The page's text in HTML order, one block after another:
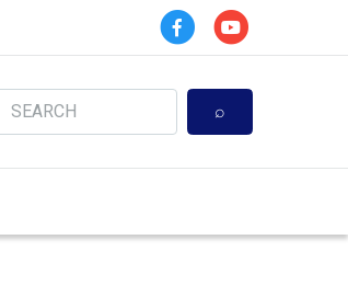
Search